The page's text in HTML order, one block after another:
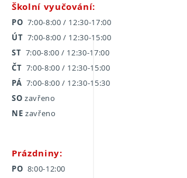
Školní vyučování:
PO 7:00-8:00 / 12:30-17:00
ÚT 7:00-8:00 / 12:30-15:00
ST 7:00-8:00 / 12:30-17:00
ČT 7:00-8:00 / 12:30-15:00
PÁ 7:00-8:00 / 12:30-15:30
SO zavřeno
NE zavřeno
Prázdniny:
PO 8:00-12:00